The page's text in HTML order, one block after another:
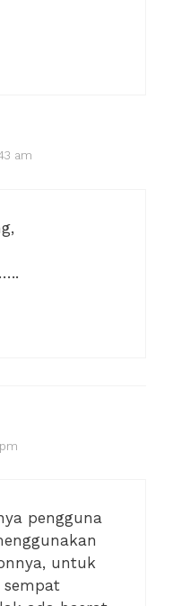
am
pengguna
untuk